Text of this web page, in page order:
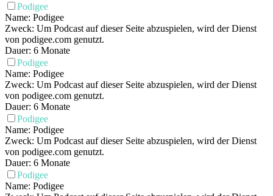
Podigee
Name: Podigee
Zweck: Um Podcast auf dieser Seite abzuspielen, wird der Dienst
von podigee.com genutzt.
Dauer: 6 Monate
Podigee
Name: Podigee
Zweck: Um Podcast auf dieser Seite abzuspielen, wird der Dienst
von podigee.com genutzt.
Dauer: 6 Monate
Podigee
Name: Podigee
Zweck: Um Podcast auf dieser Seite abzuspielen, wird der Dienst
von podigee.com genutzt.
Dauer: 6 Monate
Podigee
Name: Podigee